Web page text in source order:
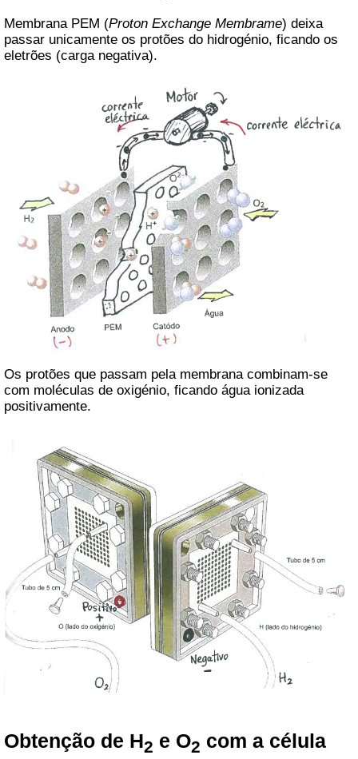
Membrana PEM (Proton Exchange Membrame) deixa
passar unicamente os protões do hidrogénio, ficando os
eletrões (carga negativa).
Os protões que passam pela membrana combinam-se
com moléculas de oxigénio, ficando água ionizada
positivamente.
Obtenção de H2 e O2 com a célula